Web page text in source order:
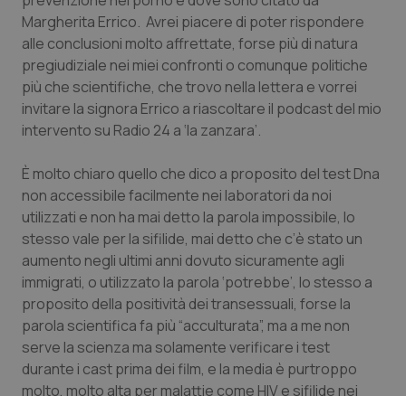
Edizioni Regionali
QS Pro
Professionisti Sanitari.AI
Abruzzo
Basilicata
Calabria
Campania
Emilia-Romagna
QS Pro Gold
Artrite & artrosi
Asma & BPCO
Car-T
Colesterolo & coronaropatie
QS Club Newsletter
Margherita Errico. Avrei piacere di poter rispondere
alle conclusioni molto affrettate, forse più di natura
pregiudiziale nei miei confronti o comunque politiche
più che scientifiche, che trovo nella lettera e vorrei
invitare la signora Errico a riascoltare il podcast del mio
intervento su Radio 24 a ‘la zanzara’.
È molto chiaro quello che dico a proposito del test Dna
non accessibile facilmente nei laboratori da noi
utilizzati e non ha mai detto la parola impossibile, lo
stesso vale per la sifilide, mai detto che c’è stato un
aumento negli ultimi anni dovuto sicuramente agli
immigrati, o utilizzato la parola ‘potrebbe’, lo stesso a
proposito della positività dei transessuali, forse la
parola scientifica fa più “acculturata”, ma a me non
serve la scienza ma solamente verificare i test
durante i cast prima dei film, e la media è purtroppo
molto, molto alta per malattie come HIV e sifilide nei